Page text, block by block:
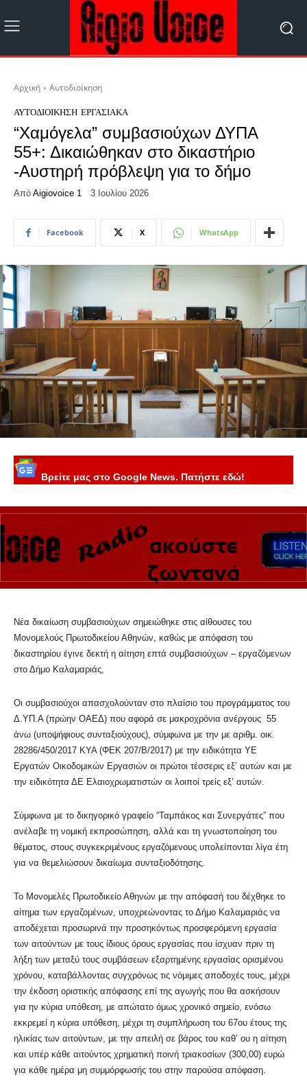
Αρχική Αυτοδιοίκηση
ΑΥΤΟΔΙΟΊΚΗΣΗ ΕΡΓΑΣΙΑΚΆ
“Χαμόγελα” συμβασιούχων ΔΥΠΑ
55+: Δικαιώθηκαν στο δικαστήριο
-Αυστηρή πρόβλεψη για το δήμο
Από Aigiovoice 1 3 Ιουλίου 2026
Facebook X WhatsApp
Βρείτε μας στο Google News. Πατήστε εδώ!
Νέα δικαίωση συμβασιούχων σημειώθηκε στις αίθουσες του
Μονομελούς Πρωτοδικείου Αθηνών, καθώς με απόφαση του
δικαστηρίου έγινε δεκτή η αίτηση επτά συμβασιούχων – εργαζόμενων
στο Δήμο Καλαμαριάς,
Οι συμβασιούχοι απασχολούνταν στο πλαίσιο του προγράμματος του
Δ.ΥΠ.Α (πρώην ΟΑΕΔ) που αφορά σε μακροχρόνια ανέργους 55
άνω (υποψήφιους συνταξιούχους), σύμφωνα με την με αριθμ. οικ.
28286/450/2017 ΚΥΑ (ΦΕΚ 207/Β/2017) με την ειδικότητα ΥΕ
Εργατών Οικοδομικών Εργασιών οι πρώτοι τέσσερις εξ’ αυτών και με
την ειδικότητα ΔΕ Ελαιοχρωματιστών οι λοιποί τρείς εξ’ αυτών.
Σύμφωνα με το δικηγορικό γραφείο “Ταμπάκος και Συνεργάτες” που
ανέλαβε τη νομική εκπροσώπηση, αλλά και τη γνωστοποίηση του
θέματος, στους συγκεκριμένους εργαζόμενους υπολείπονται λίγα έτη
για να θεμελιώσουν δικαίωμα συνταξιοδότησης.
Το Μονομελές Πρωτοδικείο Αθηνών με την απόφασή του δέχθηκε το
αίτημα των εργαζομένων, υποχρεώνοντας το Δήμο Καλαμαριάς να
αποδέχεται προσωρινά την προσηκόντως προσφερόμενη εργασία
των αιτούντων με τους ίδιους όρους εργασίας που ίσχυαν πριν τη
λήξη των μεταξύ τους συμβάσεων εξαρτημένης εργασίας ορισμένου
χρόνου, καταβάλλοντας συγχρόνως τις νόμιμες αποδοχές τους, μέχρι
την έκδοση οριστικής απόφασης επί της αγωγής που θα ασκήσουν
για ην κύρια υπόθεση, με απώτατο όμως χρονικό σημείο, ενόσω
εκκρεμεί η κύρια υπόθεση, μέχρι τη συμπλήρωση του 67ου έτους της
ηλικίας των αιτούντων, με την απειλή σε βάρος του καθ’ ου η αίτηση
και υπέρ κάθε αιτούντος χρηματική ποινή τριακοσίων (300,00) ευρώ
για κάθε ημέρα μη συμμόρφωσής του στην παρούσα απόφαση.